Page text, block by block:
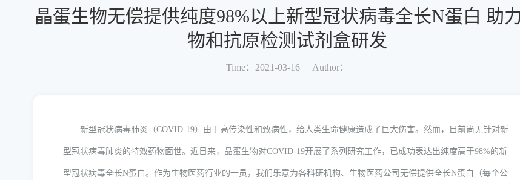
晶蛋生物无偿提供纯度98%以上新型冠状病毒全长N蛋白 助
物和抗原检测试剂盒研发
Time：2021-03-16 Author：
新型冠状病毒肺炎（COVID-19）由于高传染性和致病性，给人类生命健康造成了巨大伤害。然而，目前尚无针对新
型冠状病毒肺炎的特效药物面世。近日来，晶蛋生物对COVID-19开展了系列研究工作，已成功表达出纯度高于98%的新
型冠状病毒全长N蛋白。作为生物医药行业的一员，我们乐意为各科研机构、生物医药公司无偿提供全长N蛋白（每个公